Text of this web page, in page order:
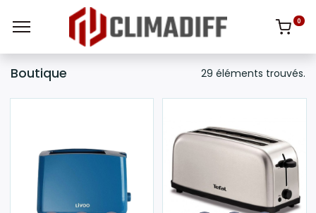
0
Boutique 29 éléments trouvés.